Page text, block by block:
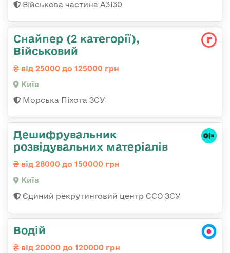
Військова частина А3130
Снайпер (2 категорії),
Військовий
від 25000 до 125000 грн
Київ
Морська Піхота ЗСУ
Дешифрувальник
розвідувальних матеріалів
від 28000 до 150000 грн
Київ
Єдиний рекрутинговий центр ССО ЗСУ
Водій
від 20000 до 120000 грн